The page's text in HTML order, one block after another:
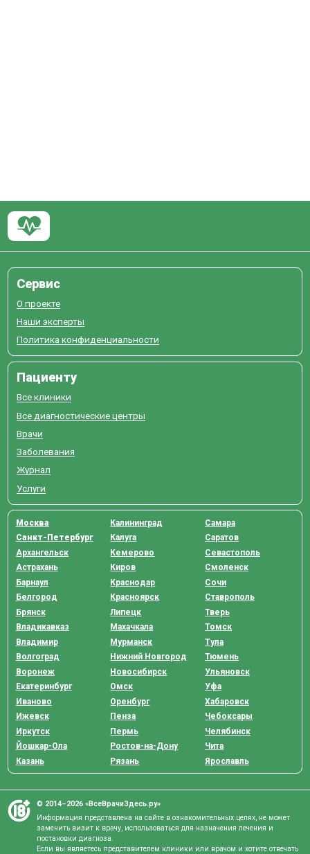
Сервис
О проекте
Наши эксперты
Политика конфиденциальности
Пациенту
Все клиники
Все диагностические центры
Врачи
Заболевания
Журнал
Услуги
Москва
Санкт-Петербург
Архангельск
Астрахань
Барнаул
Белгород
Брянск
Владикавказ
Владимир
Волгоград
Воронеж
Екатеринбург
Иваново
Ижевск
Иркутск
Йошкар-Ола
Казань
Калининград
Калуга
Кемерово
Киров
Краснодар
Красноярск
Липецк
Махачкала
Мурманск
Нижний Новгород
Новосибирск
Омск
Оренбург
Пенза
Пермь
Ростов-на-Дону
Рязань
Самара
Саратов
Севастополь
Смоленск
Сочи
Ставрополь
Тверь
Томск
Тула
Тюмень
Ульяновск
Уфа
Хабаровск
Чебоксары
Челябинск
Чита
Ярославль
© 2014–2026 «ВсеВрачиЗдесь.ру»
Информация представлена на сайте в ознакомительных целях, не может
заменить визит к врачу, использоваться для назначения лечения и
постановки диагноза.
Если вы являетесь представителем клиники или врачом и хотите отвечать